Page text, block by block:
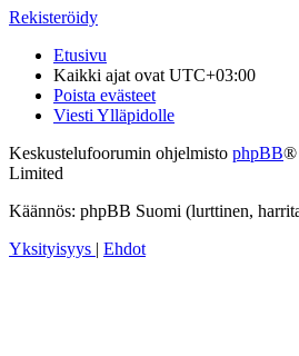
Rekisteröidy
Etusivu
Kaikki ajat ovat UTC+03:00
Poista evästeet
Viesti Ylläpidolle
Keskustelufoorumin ohjelmisto phpBB®
Limited
Käännös: phpBB Suomi (lurttinen,
Yksityisyys | Ehdot